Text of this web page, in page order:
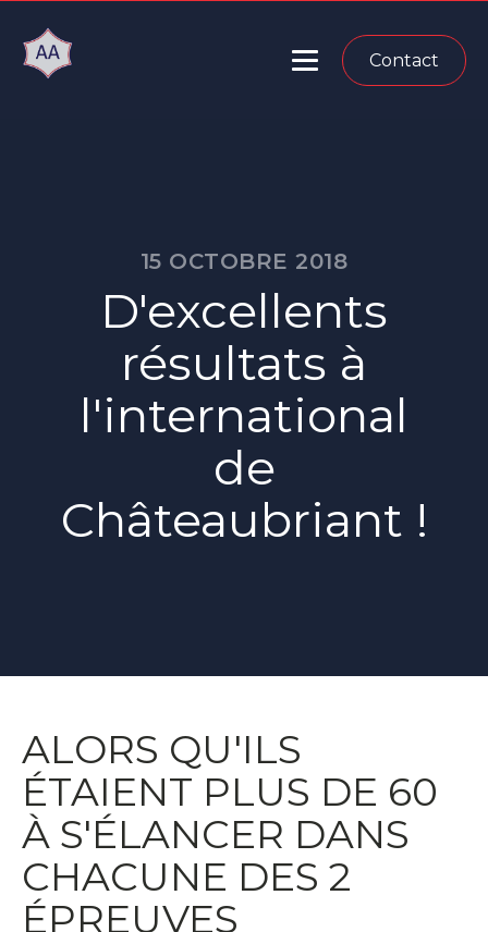
Contact
15 OCTOBRE 2018
D'excellents
résultats à
l'international
de
Châteaubriant !
ALORS QU'ILS
ÉTAIENT PLUS DE 60
À S'ÉLANCER DANS
CHACUNE DES 2
ÉPREUVES